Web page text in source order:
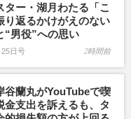
ター・湖月わたる「こ
り返るかけがえのない
“男役”への思い
日号 2時間前
谷蘭丸がYouTubeで喫
金支出を訴えるも、タ